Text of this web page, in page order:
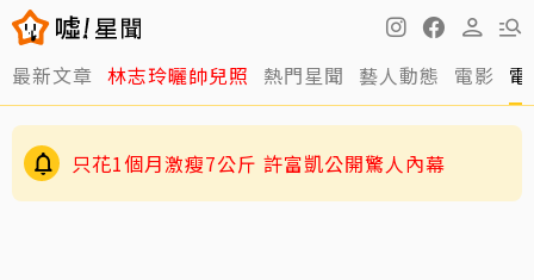
最新文章 林志玲曬帥兒照 熱門星聞 藝人動態 電影
只花1個月激瘦7公斤 許富凱公開驚人內幕